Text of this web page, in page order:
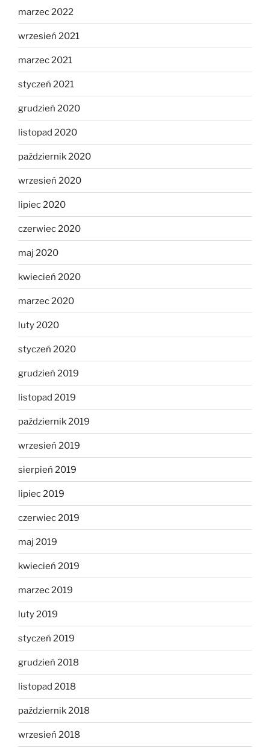
marzec 2022
wrzesień 2021
marzec 2021
styczeń 2021
grudzień 2020
listopad 2020
październik 2020
wrzesień 2020
lipiec 2020
czerwiec 2020
maj 2020
kwiecień 2020
marzec 2020
luty 2020
styczeń 2020
grudzień 2019
listopad 2019
październik 2019
wrzesień 2019
sierpień 2019
lipiec 2019
czerwiec 2019
maj 2019
kwiecień 2019
marzec 2019
luty 2019
styczeń 2019
grudzień 2018
listopad 2018
październik 2018
wrzesień 2018